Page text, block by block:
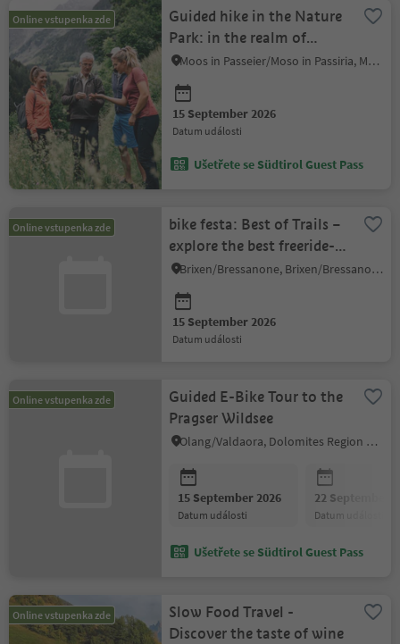
Online vstupenka zde
Guided hike in the Nature
Park: in the realm of
alpine farming
Moos in Passeier/Moso in Passiria, Meran/Merano and environs
15 September 2026
datum události
Ušetřete se Südtirol Guest Pass
Online vstupenka zde
bike festa: Best of Trails –
explore the best freeride-
trails in Brixen
Brixen/Bressanone, Brixen/Bressanone and environs
15 September 2026
datum události
Online vstupenka zde
Guided E-Bike Tour to the
Pragser Wildsee
Olang/Valdaora, Dolomites Region Kronplatz/Plan de Corones
15 September 2026
datum události
22 September
datum události
Ušetřete se Südtirol Guest Pass
Online vstupenka zde
Slow Food Travel -
Discover the taste of wine